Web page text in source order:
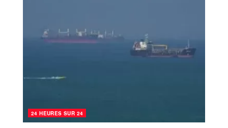
24 HEURES SUR 24